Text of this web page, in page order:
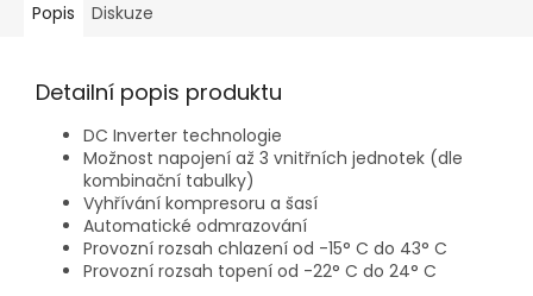
Popis Diskuze
Detailní popis produktu
DC Inverter technologie
Možnost napojení až 3 vnitřních jednotek (dle
kombinační tabulky)
Vyhřívání kompresoru a šasí
Automatické odmrazování
Provozní rozsah chlazení od -15° C do 43° C
Provozní rozsah topení od -22° C do 24° C